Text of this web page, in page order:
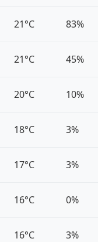
21°C 83%
21°C 45%
20°C 10%
18°C 3%
17°C 3%
16°C 0%
16°C 3%